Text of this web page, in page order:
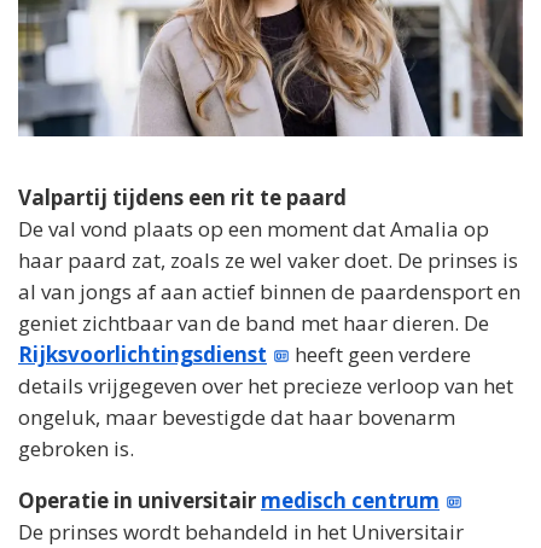
Valpartij tijdens een rit te paard
De val vond plaats op een moment dat Amalia op
haar paard zat, zoals ze wel vaker doet. De prinses is
al van jongs af aan actief binnen de paardensport en
geniet zichtbaar van de band met haar dieren. De
Rijksvoorlichtingsdienst
heeft geen verdere
details vrijgegeven over het precieze verloop van het
ongeluk, maar bevestigde dat haar bovenarm
gebroken is.
Operatie in universitair medisch centrum
De prinses wordt behandeld in het Universitair